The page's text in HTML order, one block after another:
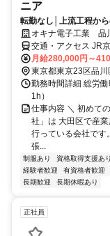
ニア
転勤なし│上流工程か
オキナ電子工業 品
交通・アクセス JR
10分
月給280,000円～
東京都東京23区品川
勤務時間詳細 総労
1h）
仕事内容 ＼ 初めて
社」は 大田区で産
行っている会社です
張...
制服あり 資格取得支援あり
経験者歓迎
有資格者歓迎
長期歓迎
長期休暇あり
正社員